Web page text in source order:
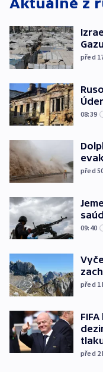
Aktuálně z
Gazu
před
08:39
před
09:40
před 1
před 2